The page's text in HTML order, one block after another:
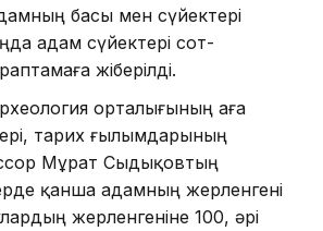
басы мен сүйектері
адам сүйектері сот-
жіберілді.
орталығының аға
тарих ғылымдарының
Мұрат Сыдықовтың
қанша адамның жерленгені
жерленгеніне 100, әрі